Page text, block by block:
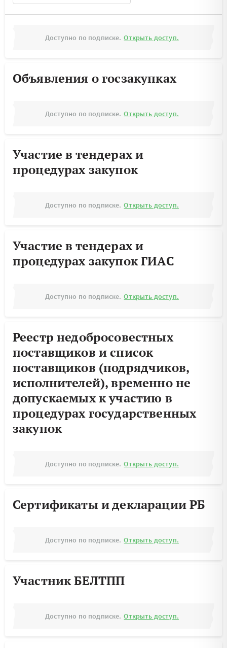
Доступно по подписке. Открыть доступ.
Объявления о госзакупках
Доступно по подписке. Открыть доступ.
Участие в тендерах и
процедурах закупок
Доступно по подписке. Открыть доступ.
Участие в тендерах и
процедурах закупок ГИАС
Доступно по подписке. Открыть доступ.
Реестр недобросовестных
поставщиков и список
поставщиков (подрядчиков,
исполнителей), временно не
допускаемых к участию в
процедурах государственных
закупок
Доступно по подписке. Открыть доступ.
Сертификаты и декларации РБ
Доступно по подписке. Открыть доступ.
Участник БЕЛТПП
Доступно по подписке. Открыть доступ.